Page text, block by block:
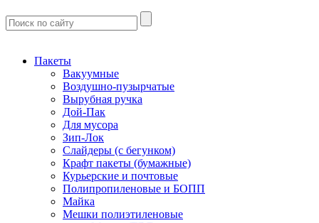
Пакеты
Вакуумные
Воздушно-пузырчатые
Вырубная ручка
Дой-Пак
Для мусора
Зип-Лок
Слайдеры (с бегунком)
Крафт пакеты (бумажные)
Курьерские и почтовые
Полипропиленовые и БОПП
Майка
Мешки полиэтиленовые